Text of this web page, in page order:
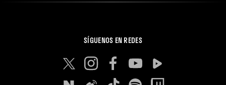
SÍGUENOS EN REDES